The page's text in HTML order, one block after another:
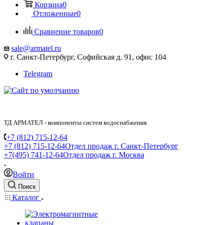
Корзина0
Отложенные0
Сравнение товаров0
sale@armatel.ru
г. Санкт-Петербург, Софийская д. 91, офис 104
Telegram
ТД АРМАТЕЛ - компоненты систем водоснабжения
+7 (812) 715-12-64
+7 (812) 715-12-64Отдел продаж г. Санкт-Петербург
+7(495) 741-12-64Отдел продаж г. Москва
Войти
Поиск
Каталог